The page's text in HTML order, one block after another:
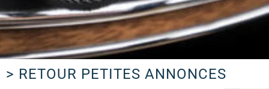
> RETOUR PETITES ANNONCES